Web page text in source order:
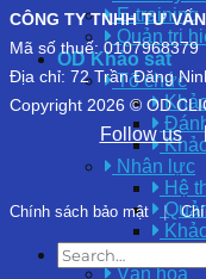
E-training
Quản trị
OD Khảo sát
Tổ chức
Nhân lực
Hệ
Văn hóa
CÔNG TY TNHH TƯ
Mã số thuế: 0107968379
Địa chỉ: 72 Trần Đăng
Copyright 2026 © OD
Follow us
Chính sách bảo mật |